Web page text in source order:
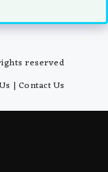
reserved
| Contact Us